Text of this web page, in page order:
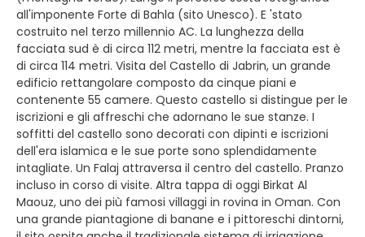
all'imponente Forte di Bahla (sito Unesco). E 'stato
costruito nel terzo millennio AC. La lunghezza della
facciata sud è di circa 112 metri, mentre la facciata est è
di circa 114 metri. Visita del Castello di Jabrin, un grande
edificio rettangolare composto da cinque piani e
contenente 55 camere. Questo castello si distingue per le
iscrizioni e gli affreschi che adornano le sue stanze. I
soffitti del castello sono decorati con dipinti e iscrizioni
dell'era islamica e le sue porte sono splendidamente
intagliate. Un Falaj attraversa il centro del castello. Pranzo
incluso in corso di visite. Altra tappa di oggi Birkat Al
Maouz, uno dei più famosi villaggi in rovina in Oman. Con
una grande piantagione di banane e i pittoreschi dintorni,